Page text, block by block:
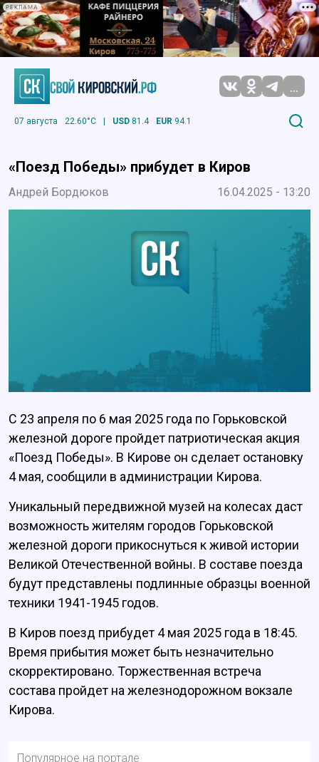
РЕКЛАМА
...
07 августа 22.60°C | USD 81.4 EUR 94.1
«Поезд Победы» прибудет в Киров
Андрей Бордюков 16.04.2025 - 13:20
С 23 апреля по 6 мая 2025 года по Горьковской
железной дороге пройдет патриотическая акция
«Поезд Победы». В Кирове он сделает остановку
4 мая, сообщили в администрации Кирова.
Уникальный передвижной музей на колесах даст
возможность жителям городов Горьковской
железной дороги прикоснуться к живой истории
Великой Отечественной войны. В составе поезда
будут представлены подлинные образцы военной
техники 1941-1945 годов.
В Киров поезд прибудет 4 мая 2025 года в 18:45.
Время прибытия может быть незначительно
скорректировано. Торжественная встреча
состава пройдет на железнодорожном вокзале
Кирова.
Популярное на портале